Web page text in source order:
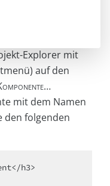
auch
zweite
Explorer mit
auf den
mit dem Namen
den folgenden
h3>